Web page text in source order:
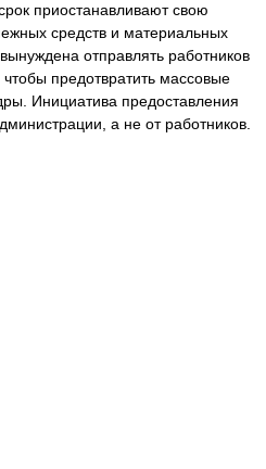
приостанавливают свою
средств и материальных
отправлять работников
предотвратить массовые
Инициатива предоставления
а не от работников.